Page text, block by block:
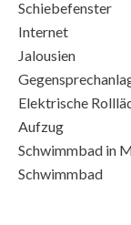
Schiebefenster
Internet
Jalousien
Elektrische
Aufzug
Schwimmbad in
Schwimmbad